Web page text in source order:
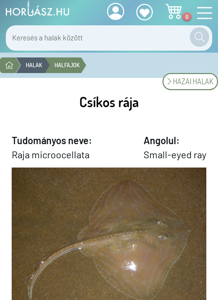
0
HALAK HALFAJOK
HAZAI HALAK
Csíkos rája
Tudományos neve:
Raja microocellata
Angolul:
Small-eyed ray